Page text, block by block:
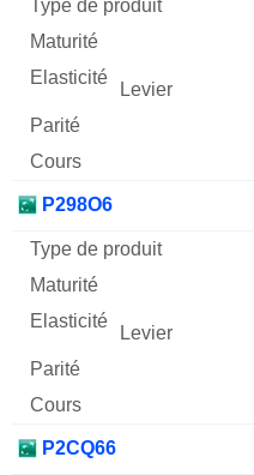
P298O6
P2CQ66